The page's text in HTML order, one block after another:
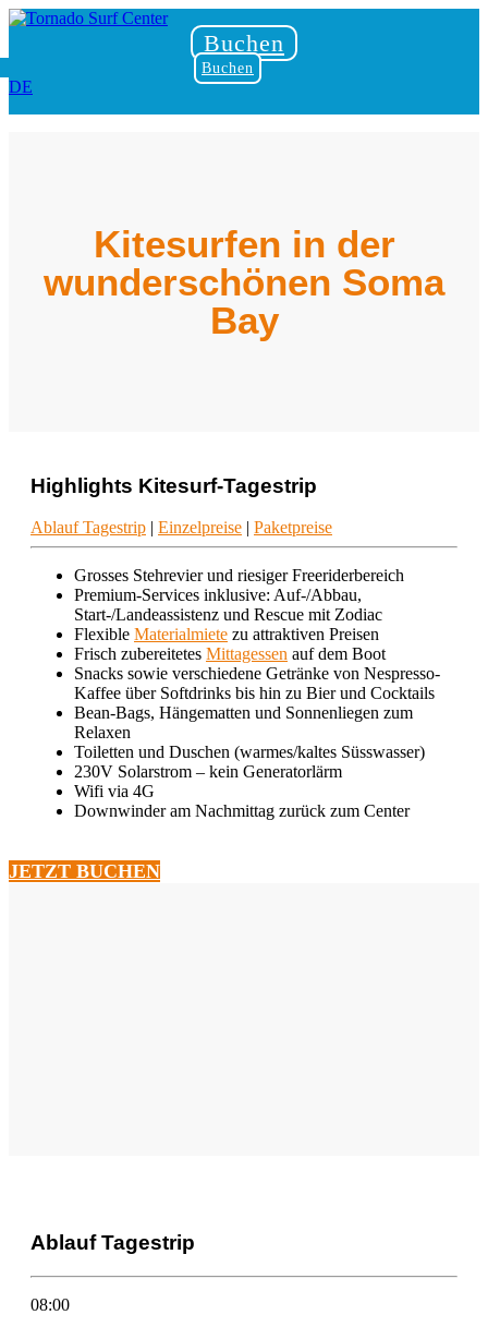
Buchen
Buchen
DE
Kitesurfen in der
wunderschönen Soma
Bay
Highlights Kitesurf-Tagestrip
Ablauf Tagestrip | Einzelpreise | Paketpreise
Grosses Stehrevier und riesiger Freeriderbereich
Premium-Services inklusive: Auf-/Abbau,
Start-/Landeassistenz und Rescue mit Zodiac
Flexible Materialmiete zu attraktiven Preisen
Frisch zubereitetes Mittagessen auf dem Boot
Snacks sowie verschiedene Getränke von Nespresso-
Kaffee über Softdrinks bis hin zu Bier und Cocktails
Bean-Bags, Hängematten und Sonnenliegen zum
Relaxen
Toiletten und Duschen (warmes/kaltes Süsswasser)
230V Solarstrom – kein Generatorlärm
Wifi via 4G
Downwinder am Nachmittag zurück zum Center
JETZT BUCHEN
Ablauf Tagestrip
08:00